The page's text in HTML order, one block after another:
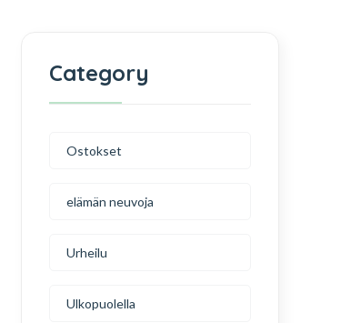
Category
Ostokset
elämän neuvoja
Urheilu
Ulkopuolella